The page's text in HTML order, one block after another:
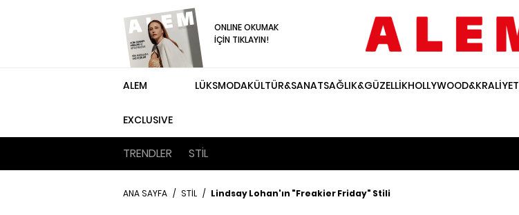
ONLINE OKUMAK
İÇİN TIKLAYIN!
ALEM
EXCLUSIVE
LÜKSMODAKÜLTÜR&SANATSAĞLIK&GÜZELLİKHOLLYWOOD&KRALİYET
TRENDLER STİL
ANA SAYFA / STİL / Lindsay Lohan'ın "Freakier Friday" Stili